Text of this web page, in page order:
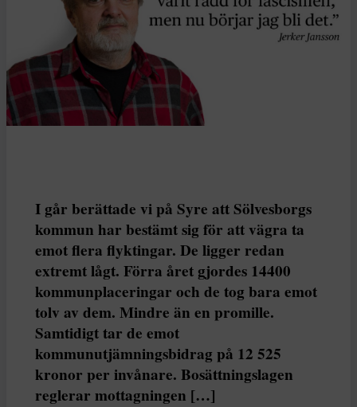
I går berättade vi på Syre att Sölvesborgs
kommun har bestämt sig för att vägra ta
emot flera flyktingar. De ligger redan
extremt lågt. Förra året gjordes 14400
kommunplaceringar och de tog bara emot
tolv av dem. Mindre än en promille.
Samtidigt tar de emot
kommunutjämningsbidrag på 12 525
kronor per invånare. Bosättningslagen
reglerar mottagningen […]